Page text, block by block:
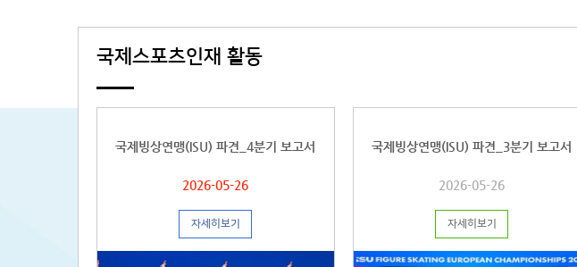
국제스포츠인재 활동
국제빙상연맹(ISU) 파견_4분기 보고서
2026-05-26
자세히보기
국제빙상연맹(ISU) 파견_3분기 보고서
2026-05-26
자세히보기